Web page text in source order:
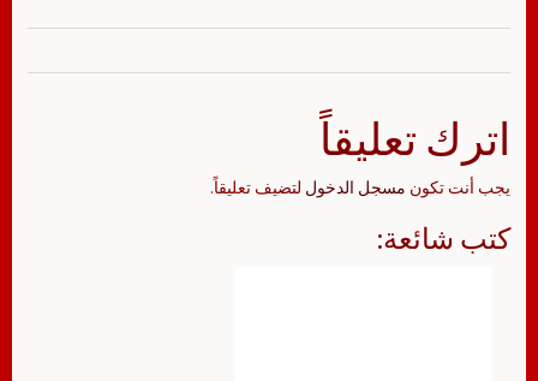
اترك تعليقاً
يجب أنت تكون مسجل الدخول لتضيف تعليقاً.
كتب شائعة: